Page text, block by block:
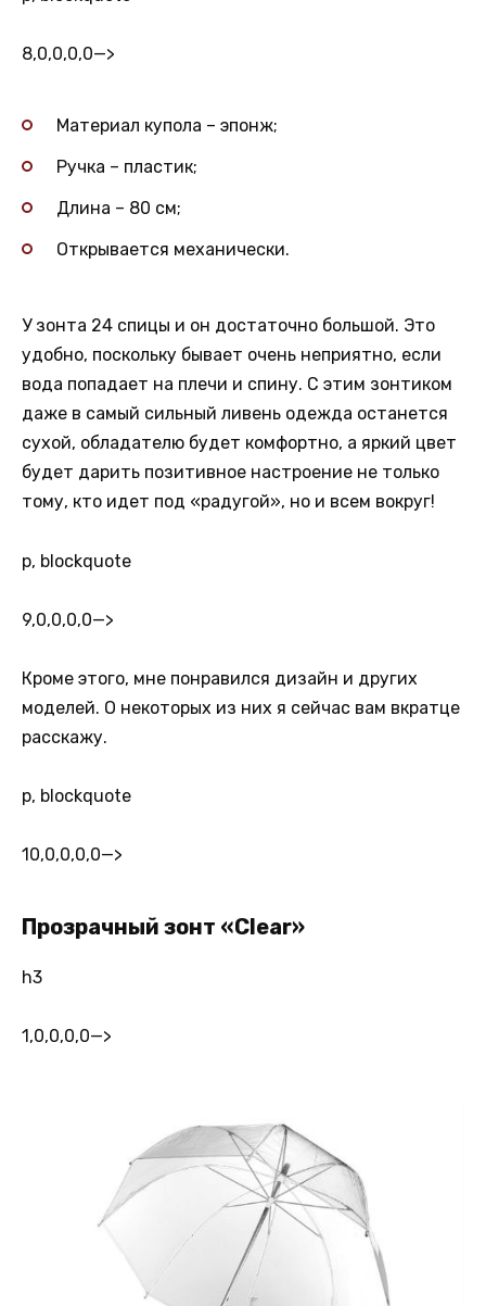
8,0,0,0,0—>
Материал купола – эпонж;
Ручка – пластик;
Длина – 80 см;
Открывается механически.
У зонта 24 спицы и он достаточно большой. Это
удобно, поскольку бывает очень неприятно, если
вода попадает на плечи и спину. С этим зонтиком
даже в самый сильный ливень одежда останется
сухой, обладателю будет комфортно, а яркий цвет
будет дарить позитивное настроение не только
тому, кто идет под «радугой», но и всем вокруг!
p, blockquote
9,0,0,0,0—>
Кроме этого, мне понравился дизайн и других
моделей. О некоторых из них я сейчас вам вкратце
расскажу.
p, blockquote
10,0,0,0,0—>
Прозрачный зонт «Clear»
h3
1,0,0,0,0—>